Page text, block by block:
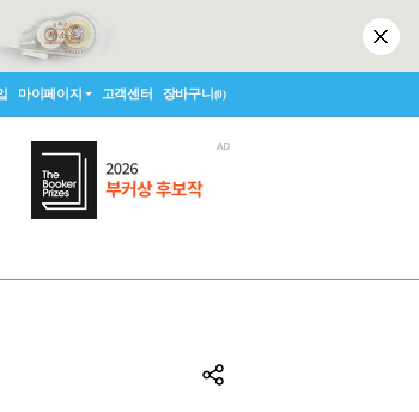
마이페이지 고객센터 장바구니(0)